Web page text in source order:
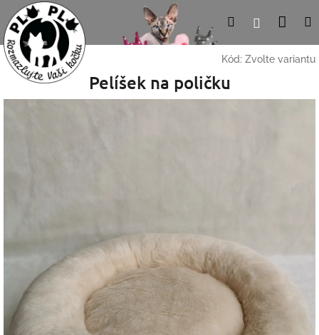
Přejít
na
obsah
HledatPřihlášení
Kód: Zvolte variantu
Pelíšek na poličku